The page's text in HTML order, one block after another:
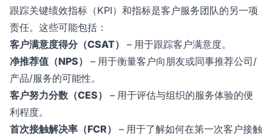
跟踪关键绩效指标（KPI）和指标是客户服务团队的另一项
责任。这些可能包括：
客户满意度得分（CSAT）
– 用于跟踪客户满意度。
净推荐值（NPS）
– 用于衡量客户向朋友或同事推荐公司/
产品/服务的可能性。
客户努力分数（CES）
– 用于评估与组织的服务体验的便
利程度。
首次接触解决率（FCR）
– 用于了解如何在第一次客户接触